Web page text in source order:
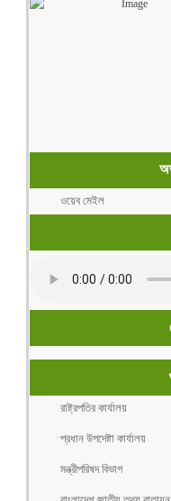
ওয়েব মেইল
রাষ্ট্রপতির কার্যালয়
প্রধান উপদেষ্টা কার্যালয়
মন্ত্রীপরিষদ বিভাগ